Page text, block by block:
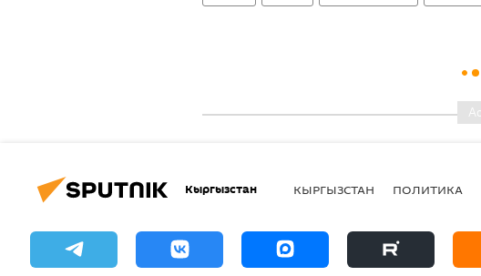
Кыргызстан КЫРГЫЗСТАН ПОЛИТИКА